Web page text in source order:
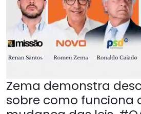
Zema demonstra
sobre como funciona